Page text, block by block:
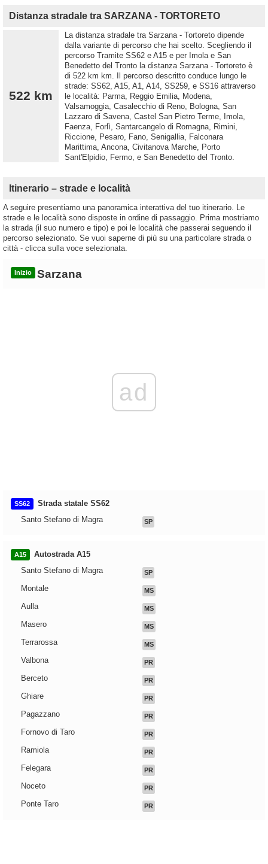
Distanza stradale tra SARZANA - TORTORETO
522 km
La distanza stradale tra Sarzana - Tortoreto dipende
dalla variante di percorso che hai scelto. Scegliendo il
percorso Tramite SS62 e A15 e per Imola e San
Benedetto del Tronto la distanza Sarzana - Tortoreto è
di 522 km km. Il percorso descritto conduce lungo le
strade: SS62, A15, A1, A14, SS259, e SS16 attraverso
le località: Parma, Reggio Emilia, Modena,
Valsamoggia, Casalecchio di Reno, Bologna, San
Lazzaro di Savena, Castel San Pietro Terme, Imola,
Faenza, Forlì, Santarcangelo di Romagna, Rimini,
Riccione, Pesaro, Fano, Senigallia, Falconara
Marittima, Ancona, Civitanova Marche, Porto
Sant'Elpidio, Fermo, e San Benedetto del Tronto.
Itinerario – strade e località
A seguire presentiamo una panoramica interattiva del tuo itinerario. Le
strade e le località sono disposte in ordine di passaggio. Prima mostriamo
la strada (il suo numero e tipo) e poi le località che passerai seguendo il
percorso selezionato. Se vuoi saperne di più su una particolare strada o
città - clicca sulla voce selezionata.
Inizio Sarzana
ad
SS62
Strada statale SS62
Santo Stefano di Magra
SP
A15
Autostrada A15
Santo Stefano di Magra
SP
Montale MS
Aulla MS
Masero MS
Terrarossa MS
Valbona PR
Berceto PR
Ghiare PR
Pagazzano PR
Fornovo di Taro PR
Ramiola PR
Felegara PR
Noceto PR
Ponte Taro PR